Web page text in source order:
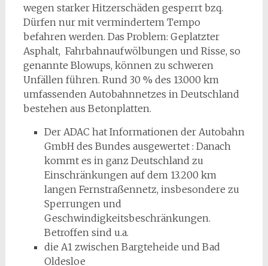
wegen starker Hitzerschäden gesperrt bzq.
Dürfen nur mit vermindertem Tempo
befahren werden. Das Problem: Geplatzter
Asphalt, Fahrbahnaufwölbungen und Risse, so
genannte Blowups, können zu schweren
Unfällen führen. Rund 30 % des 13.000 km
umfassenden Autobahnnetzes in Deutschland
bestehen aus Betonplatten.
Der ADAC hat Informationen der Autobahn
GmbH des Bundes ausgewertet : Danach
kommt es in ganz Deutschland zu
Einschränkungen auf dem 13.200 km
langen Fernstraßennetz, insbesondere zu
Sperrungen und
Geschwindigkeitsbeschränkungen.
Betroffen sind u.a.
die A1 zwischen Bargteheide und Bad
Oldesloe